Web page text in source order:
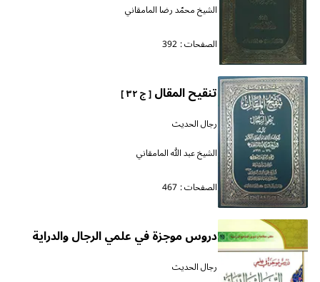
الشيخ محمّد رضا المامقاني
الصفحات : 392
تنقيح المقال[ ج ٣٢ ]
رجال الحديث
الشيخ عبد الله المامقاني
الصفحات : 467
دروس موجزة في علمي الرجال والدراية
رجال الحديث